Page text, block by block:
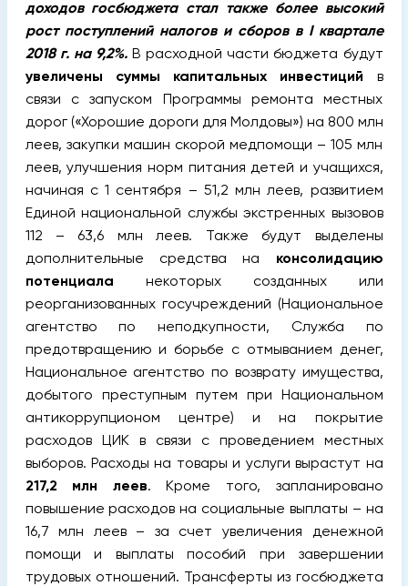
доходов госбюджета стал также более высокий
рост поступлений налогов и сборов в I квартале
2018 г. на 9,2%.В расходной части бюджета будут
увеличены суммы капитальных инвестиций в
связи с запуском Программы ремонта местных
дорог («Хорошие дороги для Молдовы») на 800 млн
леев, закупки машин скорой медпомощи – 105 млн
леев, улучшения норм питания детей и учащихся,
начиная с 1 сентября – 51,2 млн леев, развитием
Единой национальной службы экстренных вызовов
112 – 63,6 млн леев. Также будут выделены
дополнительные средства на консолидацию
потенциала некоторых созданных или
реорганизованных госучреждений (Национальное
агентство по неподкупности, Служба по
предотвращению и борьбе с отмыванием денег,
Национальное агентство по возврату имущества,
добытого преступным путем при Национальном
антикоррупционом центре) и на покрытие
расходов ЦИК в связи с проведением местных
выборов. Расходы на товары и услуги вырастут на
217,2 млн леев. Кроме того, запланировано
повышение расходов на социальные выплаты – на
16,7 млн леев – за счет увеличения денежной
помощи и выплаты пособий при завершении
трудовых отношений. Трансферты из госбюджета